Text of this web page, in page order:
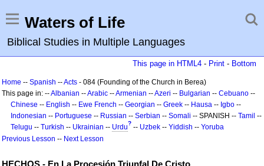
Waters of Life
Biblical Studies in Multiple Languages
This page in HTML4 - Print - Bottom
Home -- Spanish --Acts - 084 (Founding of the Church in Berea)
This page in: --Albanian --Arabic --Armenian --Azeri -- Bulgarian -- Cebuano --
Chinese -- English -- Ewe French -- Georgian -- Greek -- Hausa -- Igbo --
Indonesian -- Portuguese -- Russian -- Serbian -- Somali -- SPANISH -- Tamil --
Telugu -- Turkish -- Ukrainian -- Urdu? -- Uzbek -- Yiddish -- Yoruba
Previous Lesson -- Next Lesson
HECHOS - En La Procesión Triunfal De Cristo